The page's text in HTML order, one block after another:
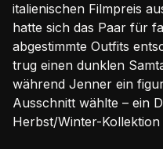
italienischen Filmpreis
hatte sich das Paar für
abgestimmte Outfits
trug einen dunklen
während Jenner ein
Ausschnitt wählte – ein
Herbst/Winter-Kollektion